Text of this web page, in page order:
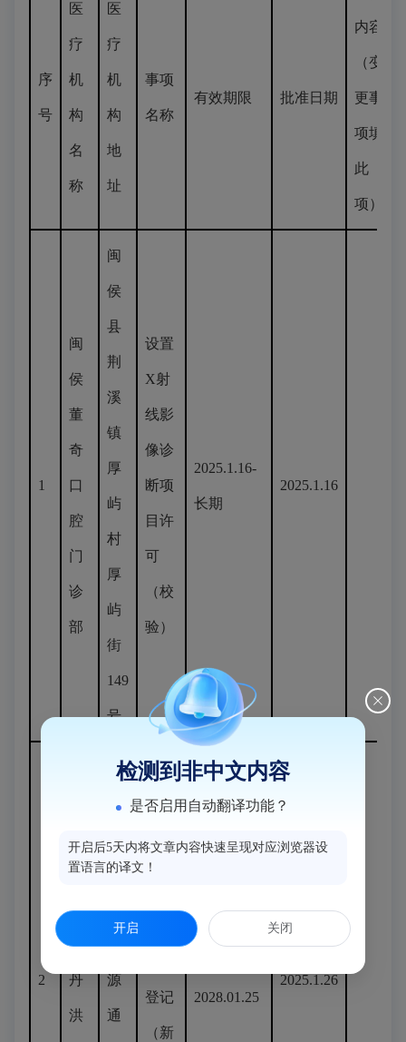
序
号
医
疗
机
构
名
称
医
疗
机
构
地
址
事项
名称
有效期限 批准日期
内容
（变
更事
项填
此
项）
1
闽
侯
董
奇
口
腔
门
诊
部
闽
侯
县
荆
溪
镇
厚
屿
村
厚
屿
街
149
号
设置
X射
线影
像诊
断项
目许
可
（校
验）
2025.1.16-
长期
2025.1.16
2
县
上
街
镇
丹
洪
闽
侯
县
上
街
镇
源
通
登记
（新
2028.01.25
2025.1.26
检测到非中文内容
是否启用自动翻译功能？
开启后5天内将文章内容快速呈现对应浏览器设
置语言的译文！
开启 关闭